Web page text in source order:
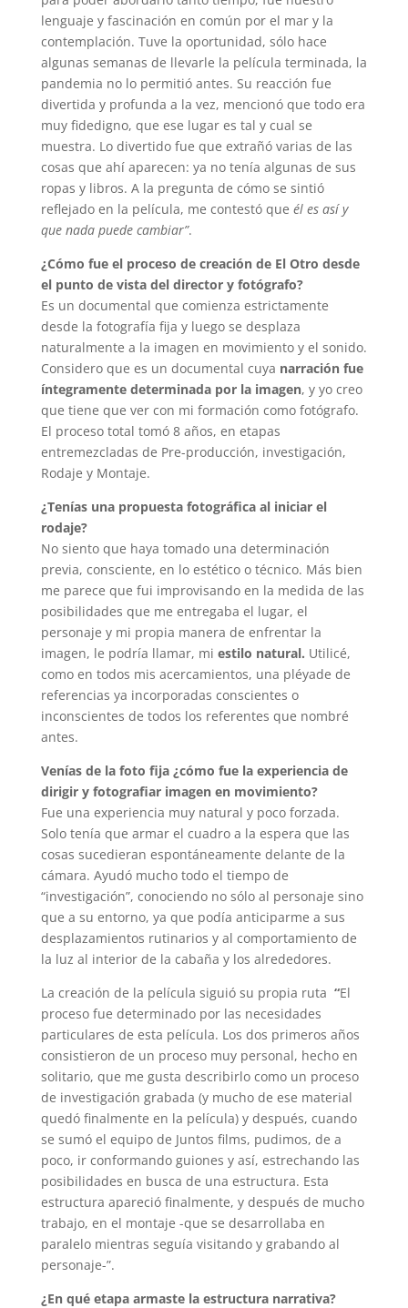
lenguaje y fascinación en común por el mar y la
contemplación. Tuve la oportunidad, sólo hace
algunas semanas de llevarle la película terminada, la
pandemia no lo permitió antes. Su reacción fue
divertida y profunda a la vez, mencionó que todo era
muy fidedigno, que ese lugar es tal y cual se
muestra. Lo divertido fue que extrañó varias de las
cosas que ahí aparecen: ya no tenía algunas de sus
ropas y libros. A la pregunta de cómo se sintió
reflejado en la película, me contestó que él es así y
que nada puede cambiar”.
¿Cómo fue el proceso de creación de El Otro desde
el punto de vista del director y fotógrafo?
Es un documental que comienza estrictamente
desde la fotografía fija y luego se desplaza
naturalmente a la imagen en movimiento y el sonido.
Considero que es un documental cuya narración fue
íntegramente determinada por la imagen, y yo creo
que tiene que ver con mi formación como fotógrafo.
El proceso total tomó 8 años, en etapas
entremezcladas de Pre-producción, investigación,
Rodaje y Montaje.
¿Tenías una propuesta fotográfica al iniciar el
rodaje?
No siento que haya tomado una determinación
previa, consciente, en lo estético o técnico. Más bien
me parece que fui improvisando en la medida de las
posibilidades que me entregaba el lugar, el
personaje y mi propia manera de enfrentar la
imagen, le podría llamar, mi estilo natural. Utilicé,
como en todos mis acercamientos, una pléyade de
referencias ya incorporadas conscientes o
inconscientes de todos los referentes que nombré
antes.
Venías de la foto fija ¿cómo fue la experiencia de
dirigir y fotografiar imagen en movimiento?
Fue una experiencia muy natural y poco forzada.
Solo tenía que armar el cuadro a la espera que las
cosas sucedieran espontáneamente delante de la
cámara. Ayudó mucho todo el tiempo de
“investigación”, conociendo no sólo al personaje sino
que a su entorno, ya que podía anticiparme a sus
desplazamientos rutinarios y al comportamiento de
la luz al interior de la cabaña y los alrededores.
La creación de la película siguió su propia ruta “El
proceso fue determinado por las necesidades
particulares de esta película. Los dos primeros años
consistieron de un proceso muy personal, hecho en
solitario, que me gusta describirlo como un proceso
de investigación grabada (y mucho de ese material
quedó finalmente en la película) y después, cuando
se sumó el equipo de Juntos films, pudimos, de a
poco, ir conformando guiones y así, estrechando las
posibilidades en busca de una estructura. Esta
estructura apareció finalmente, y después de mucho
trabajo, en el montaje -que se desarrollaba en
paralelo mientras seguía visitando y grabando al
personaje-”.
¿En qué etapa armaste la estructura narrativa?